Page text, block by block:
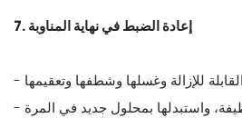
7. إعادة الضبط في نهاية المناوبة
- دلاء المطهر الفارغة والنظيفة، واستبدلها بمحلول جديد في المرة